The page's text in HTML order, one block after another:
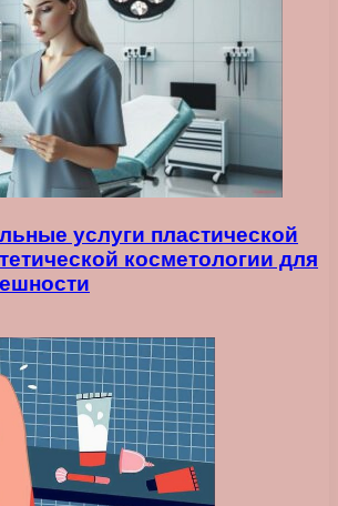
услуги пластической
косметологии для